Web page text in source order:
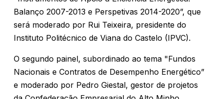
Balanço 2007-2013 e Perspetivas 2014-2020”, que
será moderado por Rui Teixeira, presidente do
Instituto Politécnico de Viana do Castelo (IPVC).
O segundo painel, subordinado ao tema "Fundos
Nacionais e Contratos de Desempenho Energético”
e moderado por Pedro Giestal, gestor de projetos